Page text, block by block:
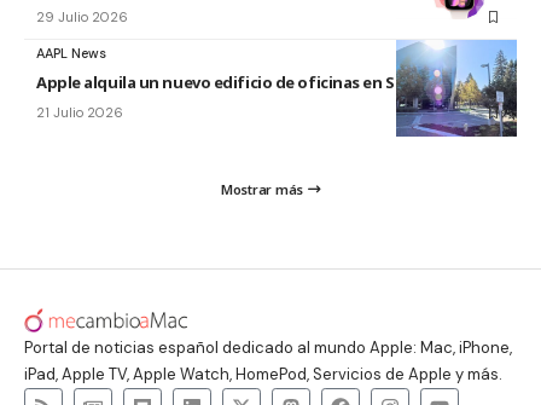
29 Julio 2026
AAPL News
Apple alquila un nuevo edificio de oficinas en Sunnyvale
21 Julio 2026
Mostrar más
Portal de noticias español dedicado al mundo Apple: Mac, iPhone,
iPad, Apple TV, Apple Watch, HomePod, Servicios de Apple y más.